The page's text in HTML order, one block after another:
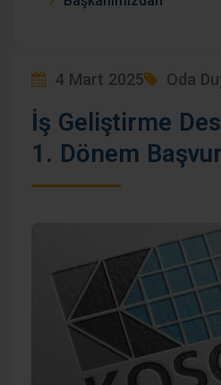
4 Mart 2025 Oda
İş Geliştirme
1. Dönem